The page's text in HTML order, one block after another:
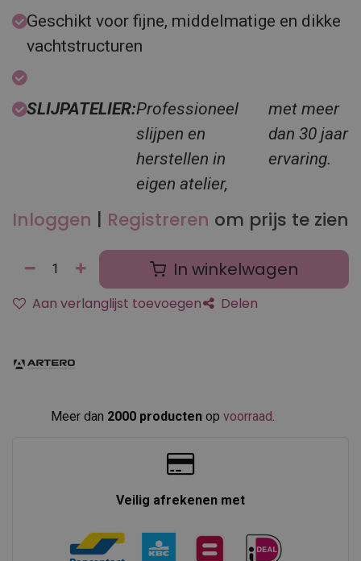
Geschikt voor fijne, middelmatige en dikke
vachtstructuren
SLIJPATELIER:Professioneel
slijpen en
herstellen in
eigen atelier,
met meer
dan 30 jaar
ervaring.
Inloggen | Registreren om prijs te zien
In winkelwagen
Aan verlanglijst toevoegen Delen
Meer dan 2000 producten op voorraad
Veilig afrekenen met